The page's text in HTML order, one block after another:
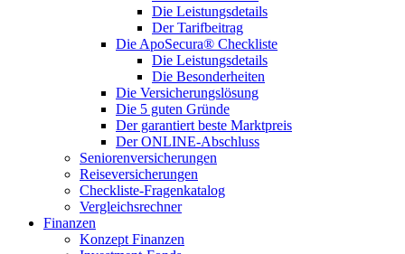
Die Leistungsdetails
Der Tarifbeitrag
Die ApoSecura® Checkliste
Die Leistungsdetails
Die Besonderheiten
Die Versicherungslösung
Die 5 guten Gründe
Der garantiert beste Marktpreis
Der ONLINE-Abschluss
Seniorenversicherungen
Reiseversicherungen
Checkliste-Fragenkatalog
Vergleichsrechner
Finanzen
Konzept Finanzen